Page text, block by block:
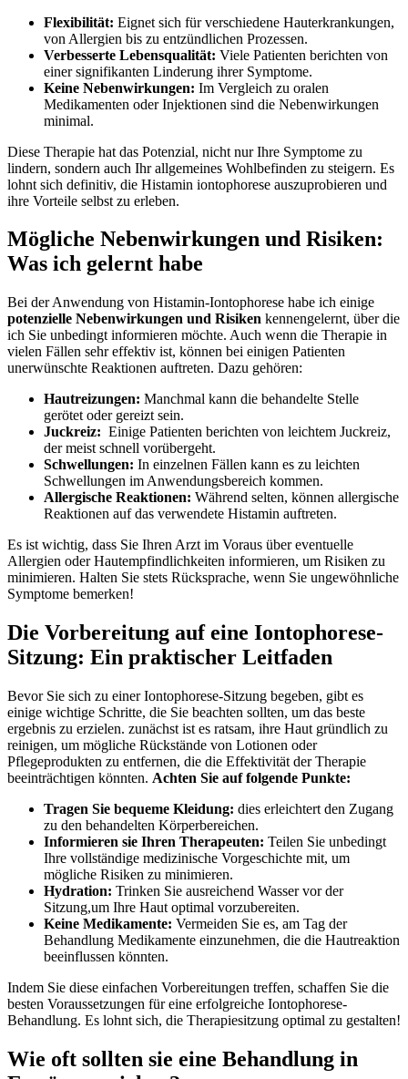
Flexibilität: Eignet sich für ⁣verschiedene Hauterkrankungen, ​
von Allergien ⁢bis‍ zu entzündlichen Prozessen.
Verbesserte Lebensqualität: Viele Patienten berichten von
⁤einer signifikanten‍ Linderung ihrer Symptome.
Keine​ Nebenwirkungen: Im Vergleich zu oralen
Medikamenten oder Injektionen sind die Nebenwirkungen
minimal.
Diese Therapie hat⁢ das ⁢Potenzial,⁤ nicht nur Ihre Symptome zu
lindern, sondern ⁤auch Ihr allgemeines Wohlbefinden zu⁣ steigern. Es
lohnt sich ⁤definitiv, die⁢ Histamin iontophorese auszuprobieren und‌
ihre Vorteile selbst zu erleben.
Mögliche Nebenwirkungen ⁣und ⁤Risiken:
Was ich gelernt habe
Bei der ⁣Anwendung von Histamin-Iontophorese habe ​ich einige
potenzielle Nebenwirkungen und Risiken kennengelernt, ⁢über die
ich ‍Sie‌ unbedingt informieren möchte. Auch wenn die​ Therapie in
vielen Fällen sehr effektiv ist, können bei einigen Patienten
⁤unerwünschte Reaktionen auftreten. Dazu gehören:
Hautreizungen: Manchmal kann die ⁢behandelte‌ Stelle
gerötet oder gereizt sein.
Juckreiz: ⁣ Einige​ Patienten berichten von​ leichtem Juckreiz,
der⁣ meist‍ schnell vorübergeht.
Schwellungen: In einzelnen⁢ Fällen kann ​es zu leichten
Schwellungen im Anwendungsbereich kommen.
Allergische Reaktionen: Während ‍selten,​ können allergische
Reaktionen auf das verwendete‍ Histamin auftreten.
Es ‌ist wichtig, dass Sie ⁢Ihren⁤ Arzt im⁤ Voraus über ⁣eventuelle
Allergien oder Hautempfindlichkeiten informieren, um Risiken zu
minimieren. ‌Halten Sie stets Rücksprache, wenn Sie ungewöhnliche
Symptome bemerken!
Die Vorbereitung ‍auf⁤ eine Iontophorese-
Sitzung: Ein praktischer Leitfaden
Bevor Sie sich zu⁤ einer Iontophorese-Sitzung begeben, gibt ‌es
einige wichtige Schritte, die Sie beachten ‌sollten, ⁢um das beste
ergebnis zu erzielen. zunächst ​ist es ratsam, ihre Haut ⁣gründlich zu
reinigen, um mögliche⁤ Rückstände von ‌Lotionen oder
Pflegeprodukten zu⁢ entfernen, die ‍die Effektivität der Therapie
beeinträchtigen könnten.⁤ Achten Sie auf folgende⁤ Punkte:
Tragen Sie bequeme Kleidung: dies erleichtert‌ den ⁤Zugang
zu den behandelten Körperbereichen.
Informieren sie Ihren Therapeuten: Teilen Sie unbedingt
Ihre vollständige‍ medizinische Vorgeschichte mit, um
mögliche Risiken zu minimieren.
Hydration: Trinken Sie ausreichend Wasser vor ‍der
Sitzung,um Ihre Haut optimal vorzubereiten.
Keine Medikamente: Vermeiden Sie ⁤es, am Tag der
Behandlung Medikamente einzunehmen, die die Hautreaktion⁢
beeinflussen ‌könnten.
Indem Sie diese einfachen ‌Vorbereitungen treffen, ‍schaffen Sie ‍die
besten​ Voraussetzungen für eine erfolgreiche Iontophorese-
Behandlung. Es lohnt sich, die Therapiesitzung optimal zu gestalten!
Wie oft sollten sie eine Behandlung in